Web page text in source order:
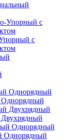
с
Однорядный